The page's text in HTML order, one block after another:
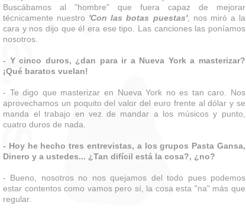
Buscábamos al "hombre" que fuera capaz de mejorar
técnicamente nuestro 'Con las botas puestas', nos miró a la
cara y nos dijo que él era ese tipo. Las canciones las poníamos
nosotros.
- Y cinco duros, ¿dan para ir a Nueva York a masterizar?
¡Qué baratos vuelan!
- Te digo que masterizar en Nueva York no es tan caro. Nos
aprovechamos un poquito del valor del euro frente al dólar y se
manda el trabajo en vez de mandar a los músicos y punto,
cuatro duros de nada.
- Hoy he hecho tres entrevistas, a los grupos Pasta Gansa,
Dinero y a ustedes... ¿Tan difícil está la cosa?, ¿no?
- Bueno, nosotros no nos quejamos del todo pues podemos
estar contentos como vamos pero sí, la cosa esta "na" más que
regular.